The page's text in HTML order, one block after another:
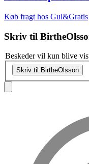
Køb fragt hos Gul&Gratis
Skriv til
Beskeder vil kun blive
Skriv til BirtheOlsson